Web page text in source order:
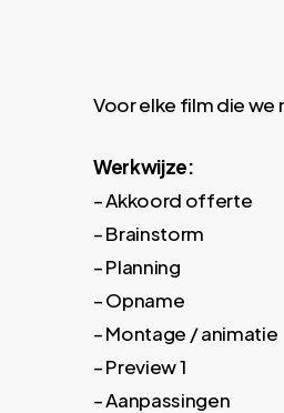
Voor elke film die we
Werkwijze:
– Akkoord offerte
– Brainstorm
– Planning
– Opname
– Montage / animatie
– Preview 1
– Aanpassingen